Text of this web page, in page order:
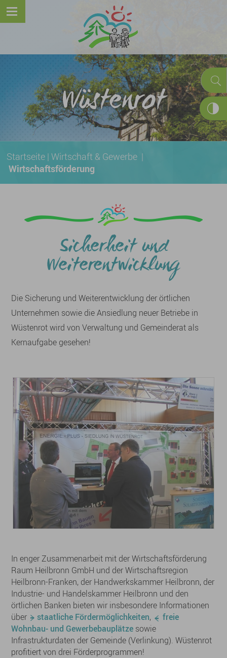
Wüstenrot
Startseite |Wirtschaft & Gewerbe |
Wirtschaftsförderung
Sicherheit und
Weiterentwicklung
Die Sicherung und Weiterentwicklung der örtlichen
Unternehmen sowie die Ansiedlung neuer Betriebe in
Wüstenrot wird von Verwaltung und Gemeinderat als
Kernaufgabe gesehen!
In enger Zusammenarbeit mit der Wirtschaftsförderung
Raum Heilbronn GmbH und der Wirtschaftsregion
Heilbronn-Franken, der Handwerkskammer Heilbronn, der
Industrie- und Handelskammer Heilbronn und den
örtlichen Banken bieten wir insbesondere Informationen
über
staatliche Fördermöglichkeiten,
freie
Wohnbau- und Gewerbebauplätze sowie
Infrastrukturdaten der Gemeinde (Verlinkung). Wüstenrot
profitiert von drei Förderprogrammen!